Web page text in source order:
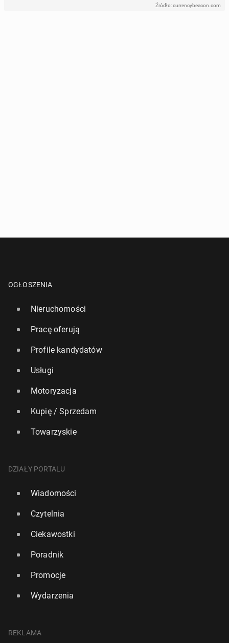
Źródło: currencybeacon.com
OGŁOSZENIA
Nieruchomości
Pracę oferują
Profile kandydatów
Usługi
Motoryzacja
Kupię / Sprzedam
Towarzyskie
DZIAŁY PORTALU
Wiadomości
Czytelnia
Ciekawostki
Poradnik
Promocje
Wydarzenia
REKLAMA